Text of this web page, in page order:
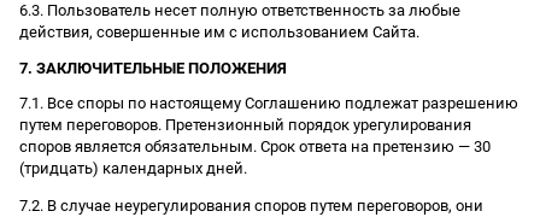
6.3. Пользователь несет полную ответственность за любые
действия, совершенные им с использованием Сайта.
7. ЗАКЛЮЧИТЕЛЬНЫЕ ПОЛОЖЕНИЯ
7.1. Все споры по настоящему Соглашению подлежат разрешению
путем переговоров. Претензионный порядок урегулирования
споров является обязательным. Срок ответа на претензию — 30
(тридцать) календарных дней.
7.2. В случае неурегулирования споров путем переговоров, они